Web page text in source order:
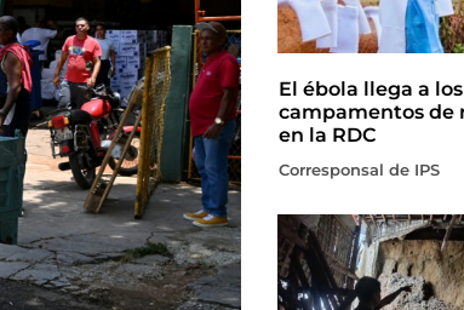
El ébola llega a los
campamentos de
en la RDC
Corresponsal de IPS